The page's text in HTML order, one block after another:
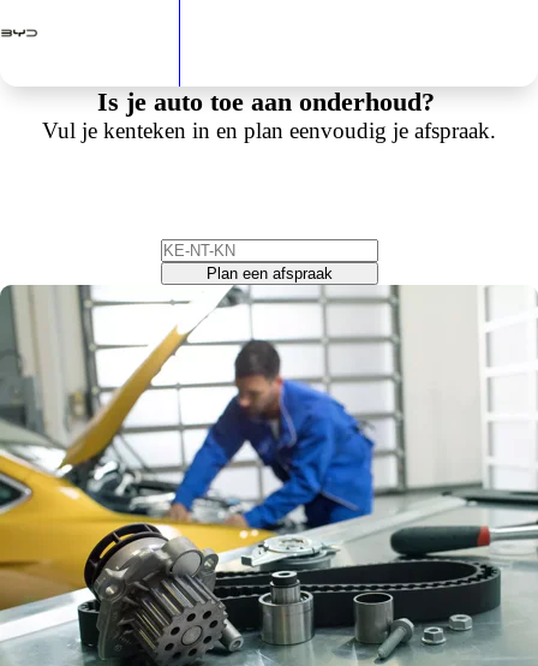
Is je auto toe aan onderhoud?
Vul je kenteken in en plan eenvoudig je afspraak.
Plan een afspraak